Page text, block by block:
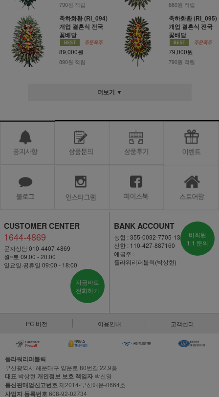
790원 적립 680원 적립
축하화환 (RI_094)
개업 결혼식 전국
꽃배달
89,000원
890원 적립
축하화환 (RI_095)
개업 결혼식 전국
꽃배달
79,000원
790원 적립
더보기 ▼
CUSTOMER CENTER
1644-4869
문자상담 010-4407-4869
월~토 09:00 - 20:00
일요일·공휴일 09:00 - 18:00
지금바로
전화하기
BANK ACCOUNT
농협 : 355-0032-7705-13
신한 : 110-427-887160
예금주 :
플라워리퍼블릭(박상현)
비회원
1:1 문의
PC 버전 이용안내 고객센터
플라워리퍼블릭
부산광역시 해운대구 양운로 80번길 22,9층
대표 박상현 개인정보 보호 책임자 박신영
통신판매업신고번호제2014-부산해운-0664호
사업자 등록번호608-92-02734